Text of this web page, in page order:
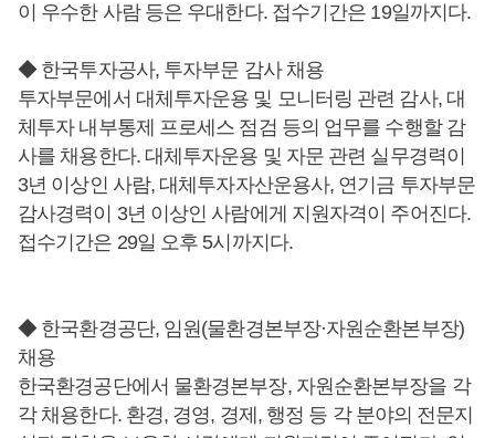
이 우수한 사람 등은 우대한다. 접수기간은 19일까지다.
◆ 한국투자공사, 투자부문 감사 채용
투자부문에서 대체투자운용 및 모니터링 관련 감사, 대
체투자 내부통제 프로세스 점검 등의 업무를 수행할 감
사를 채용한다. 대체투자운용 및 자문 관련 실무경력이
3년 이상인 사람, 대체투자자산운용사, 연기금 투자부문
감사경력이 3년 이상인 사람에게 지원자격이 주어진다.
접수기간은 29일 오후 5시까지다.
◆ 한국환경공단, 임원(물환경본부장·자원순환본부장)
채용
한국환경공단에서 물환경본부장, 자원순환본부장을 각
각 채용한다. 환경, 경영, 경제, 행정 등 각 분야의 전문지